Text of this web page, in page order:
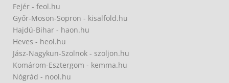
Fejér - feol.hu
Győr-Moson-Sopron - kisalfold.hu
Hajdú-Bihar - haon.hu
Heves - heol.hu
Jász-Nagykun-Szolnok - szoljon.hu
Komárom-Esztergom - kemma.hu
Nógrád - nool.hu